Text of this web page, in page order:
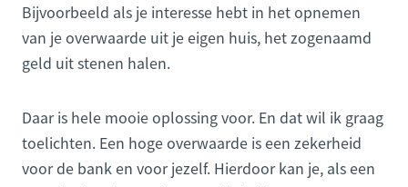
Bijvoorbeeld als je interesse hebt in het opnemen
van je overwaarde uit je eigen huis, het zogenaamd
geld uit stenen halen.
Daar is hele mooie oplossing voor. En dat wil ik graag
toelichten. Een hoge overwaarde is een zekerheid
voor de bank en voor jezelf. Hierdoor kan je, als een